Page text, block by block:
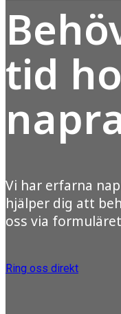
tid
Vi har erfarna
hjälper dig att
oss via
Ring oss direkt